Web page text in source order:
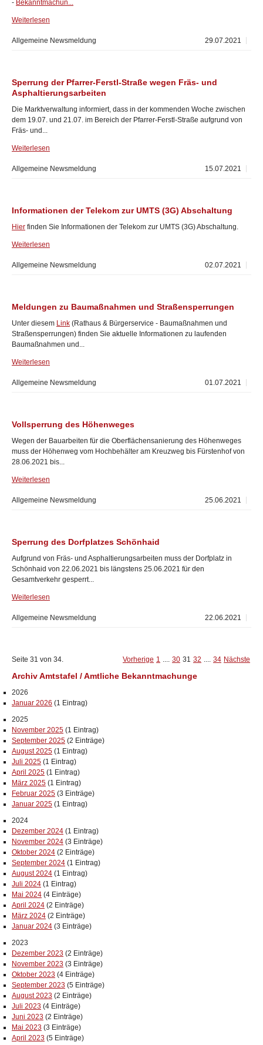
- Bekanntmachun...
Weiterlesen
29.07.2021
Allgemeine Newsmeldung
Sperrung der Pfarrer-Ferstl-Straße wegen Fräs- und
Asphaltierungsarbeiten
Die Marktverwaltung informiert, dass in der kommenden Woche zwischen
dem 19.07. und 21.07. im Bereich der Pfarrer-Ferstl-Straße aufgrund von
Fräs- und...
Weiterlesen
15.07.2021
Allgemeine Newsmeldung
Informationen der Telekom zur UMTS (3G) Abschaltung
Hier finden Sie Informationen der Telekom zur UMTS (3G) Abschaltung.
Weiterlesen
02.07.2021
Allgemeine Newsmeldung
Meldungen zu Baumaßnahmen und Straßensperrungen
Unter diesem Link (Rathaus & Bürgerservice - Baumaßnahmen und
Straßensperrungen) finden Sie aktuelle Informationen zu laufenden
Baumaßnahmen und...
Weiterlesen
01.07.2021
Allgemeine Newsmeldung
Vollsperrung des Höhenweges
Wegen der Bauarbeiten für die Oberflächensanierung des Höhenweges
muss der Höhenweg vom Hochbehälter am Kreuzweg bis Fürstenhof von
28.06.2021 bis...
Weiterlesen
25.06.2021
Allgemeine Newsmeldung
Sperrung des Dorfplatzes Schönhaid
Aufgrund von Fräs- und Asphaltierungsarbeiten muss der Dorfplatz in
Schönhaid von 22.06.2021 bis längstens 25.06.2021 für den
Gesamtverkehr gesperrt...
Weiterlesen
22.06.2021
Allgemeine Newsmeldung
Seite 31 von 34. Vorherige 1 .... 30 31 32 .... 34 Nächste
Archiv Amtstafel / Amtliche Bekanntmachunge
2026
Januar 2026 (1 Eintrag)
2025
November 2025 (1 Eintrag)
September 2025 (2 Einträge)
August 2025 (1 Eintrag)
Juli 2025 (1 Eintrag)
April 2025 (1 Eintrag)
März 2025 (1 Eintrag)
Februar 2025 (3 Einträge)
Januar 2025 (1 Eintrag)
2024
Dezember 2024 (1 Eintrag)
November 2024 (3 Einträge)
Oktober 2024 (2 Einträge)
September 2024 (1 Eintrag)
August 2024 (1 Eintrag)
Juli 2024 (1 Eintrag)
Mai 2024 (4 Einträge)
April 2024 (2 Einträge)
März 2024 (2 Einträge)
Januar 2024 (3 Einträge)
2023
Dezember 2023 (2 Einträge)
November 2023 (3 Einträge)
Oktober 2023 (4 Einträge)
September 2023 (5 Einträge)
August 2023 (2 Einträge)
Juli 2023 (4 Einträge)
Juni 2023 (2 Einträge)
Mai 2023 (3 Einträge)
April 2023 (5 Einträge)